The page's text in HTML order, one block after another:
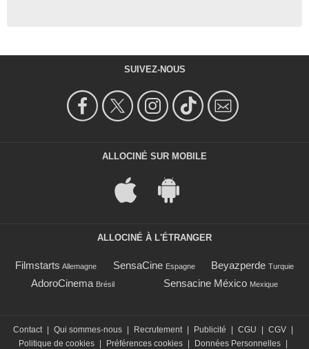
SUIVEZ-NOUS
ALLOCINÉ SUR MOBILE
ALLOCINÉ À L'ÉTRANGER
Filmstarts Allemagne SensaCine Espagne Beyazperde Turquie
AdoroCinema Brésil Sensacine México Mexique
Contact | Qui sommes-nous | Recrutement | Publicité | CGU | CGV |
Politique de cookies | Préférences cookies | Données Personnelles |